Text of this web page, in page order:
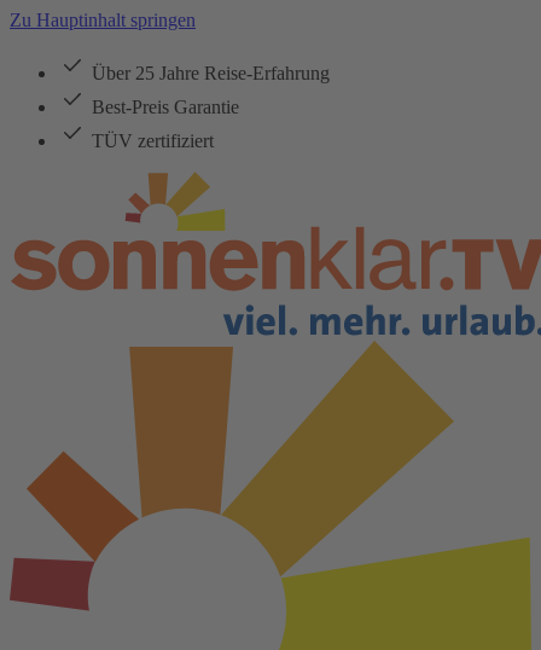
Zu Hauptinhalt springen
Über 25 Jahre Reise-Erfahrung
Best-Preis Garantie
TÜV zertifiziert